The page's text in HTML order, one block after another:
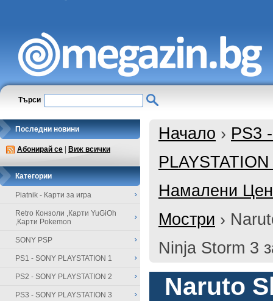
Търси
Последни новини
Абонирай се Виж всички
Категории
Piatnik - Карти за игра
Retro Конзоли ,Карти YuGiOh
,Карти Pokemon
SONY PSP
PS1 - SONY PLAYSTATION 1
PS2 - SONY PLAYSTATION 2
PS3 - SONY PLAYSTATION 3
Начало › PS3
Намалени
Мостри ›
Ninja Storm 3
Naruto